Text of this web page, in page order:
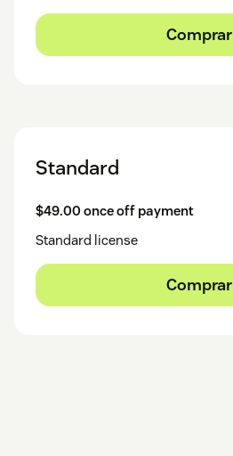
Comprar
Standard
$49.00 once off payment
Standard license
Comprar